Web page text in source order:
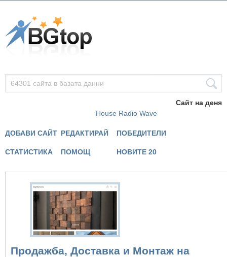
Сайт на деня
House Radio Wave
ДОБАВИ САЙТ РЕДАКТИРАЙ ПОБЕДИТЕЛИ
СТАТИСТИКА ПОМОЩ НОВИТЕ 20
Продажба, Доставка и Монтаж на